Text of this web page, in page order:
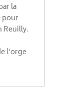
la
pour
Reuilly.
l'orge